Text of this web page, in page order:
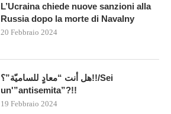
L’Ucraina chiede nuove sanzioni alla
Russia dopo la morte di Navalny
20 Febbraio 2024
هل أنت “معادٍ للساميّة”؟!!/Sei
un'”antisemita”?!!
19 Febbraio 2024